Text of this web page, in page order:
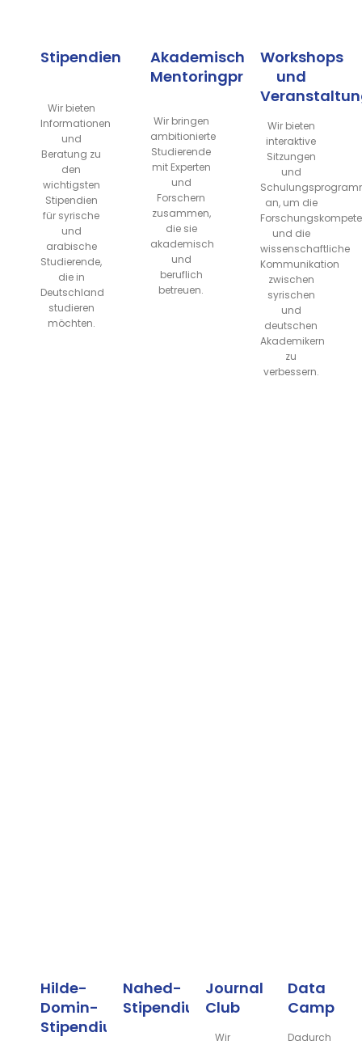
Stipendien
Wir bieten
Informationen
und
Beratung zu
den
wichtigsten
Stipendien
für syrische
und
arabische
Studierende,
die in
Deutschland
studieren
möchten.
Akademische
Mentoringprogramme
Wir bringen
ambitionierte
Studierende
mit Experten
und
Forschern
zusammen,
die sie
akademisch
und
beruflich
betreuen.
Workshops
und
Wir bieten
interaktive
Sitzungen
und
an, um die
und die
wissenschaftliche
Kommunikation
zwischen
syrischen
und
deutschen
Akademikern
zu
verbessern.
Hilde-
Domin-
Stipendium
Nahed-
Stipendium
Journal
Club
Wir
Data
Camp
Dadurch